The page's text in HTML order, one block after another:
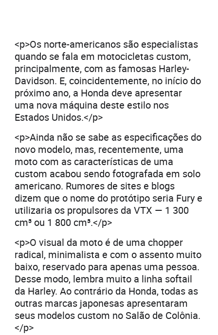
<p>Os norte-americanos são especialistas
quando se fala em motocicletas custom,
principalmente, com as famosas Harley-
Davidson. E, coincidentemente, no início do
próximo ano, a Honda deve apresentar
uma nova máquina deste estilo nos
Estados Unidos.</p>
<p>Ainda não se sabe as especificações do
novo modelo, mas, recentemente, uma
moto com as características de uma
custom acabou sendo fotografada em solo
americano. Rumores de sites e blogs
dizem que o nome do protótipo seria Fury e
utilizaria os propulsores da VTX — 1 300
cm³ ou 1 800 cm³.</p>
<p>O visual da moto é de uma chopper
radical, minimalista e com o assento muito
baixo, reservado para apenas uma pessoa.
Desse modo, lembra muito a linha softail
da Harley. Ao contrário da Honda, todas as
outras marcas japonesas apresentaram
seus modelos custom no Salão de Colônia.
</p>